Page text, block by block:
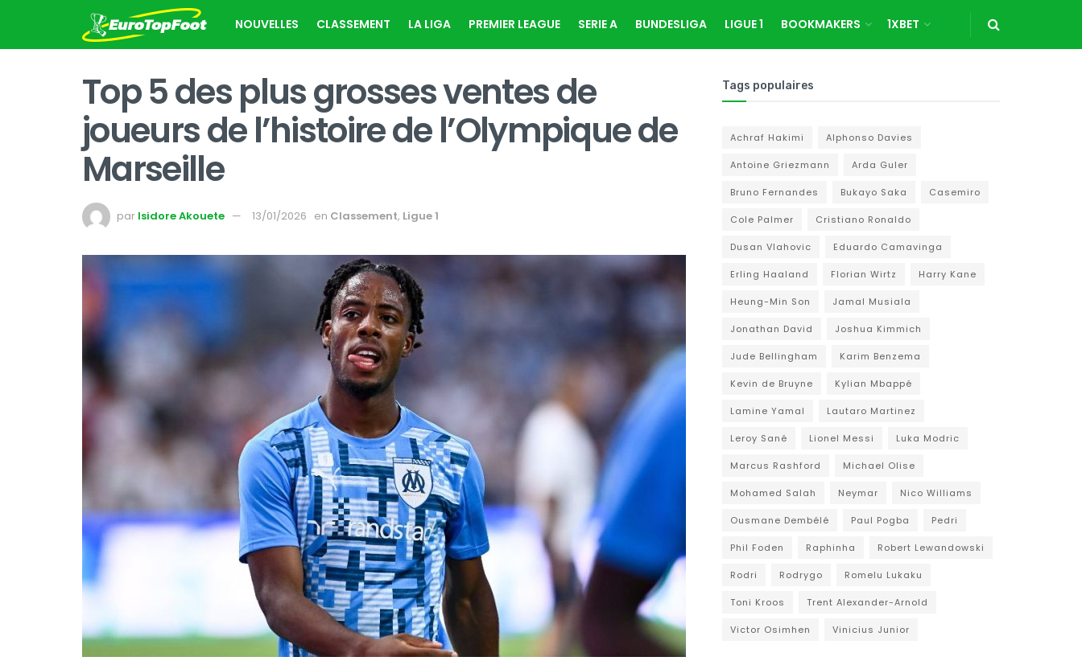
NOUVELLES CLASSEMENT LA LIGA PREMIER LEAGUE SERIE A BUNDESLIGA LIGUE 1 BOOKMAKERS 1XBET
Top 5 des plus grosses ventes de
joueurs de l’histoire de l’Olympique de
Marseille
par Isidore Akouete 13/01/2026 en Classement, Ligue 1
Tags populaires
Achraf Hakimi Alphonso Davies
Antoine Griezmann Arda Guler
Bruno Fernandes Bukayo Saka Casemiro
Cole Palmer Cristiano Ronaldo
Dusan Vlahovic Eduardo Camavinga
Erling Haaland Florian Wirtz Harry Kane
Heung-Min Son Jamal Musiala
Jonathan David Joshua Kimmich
Jude Bellingham Karim Benzema
Kevin de Bruyne Kylian Mbappé
Lamine Yamal Lautaro Martinez
Leroy Sané Lionel Messi Luka Modric
Marcus Rashford Michael Olise
Mohamed Salah Neymar Nico Williams
Ousmane Dembélé Paul Pogba Pedri
Phil Foden Raphinha Robert Lewandowski
Rodri Rodrygo Romelu Lukaku
Toni Kroos Trent Alexander-Arnold
Victor Osimhen Vinicius Junior